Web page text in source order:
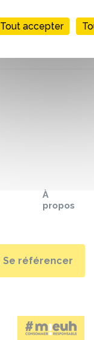
À
propos
Se référencer
Tout accepter